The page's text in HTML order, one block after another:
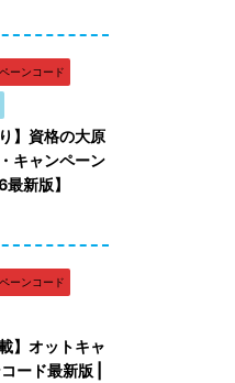
ーンコード
】資格の大原
キャンペーン
新版】
ーンコード
】オットキャ
ード最新版 |